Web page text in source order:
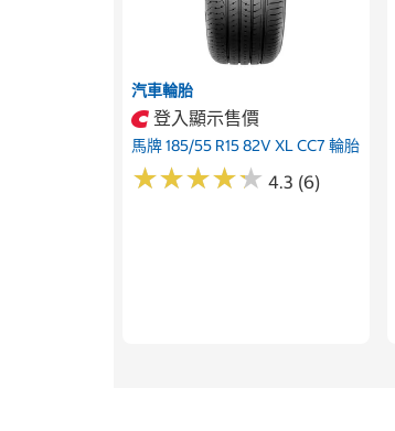
汽車輪胎
登入顯示售價
馬牌 185/55 R15 82V XL CC7 輪胎
★★★★★
★★★★★ 4.3 (6)